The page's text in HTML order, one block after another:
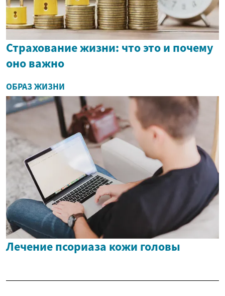
Страхование жизни: что это и почему
оно важно
ОБРАЗ ЖИЗНИ
Лечение псориаза кожи головы